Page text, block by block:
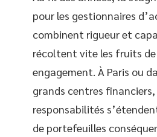
pour les gestionnaires
combinent rigueur et
récoltent vite les fruits
engagement. À Paris ou
grands centres financiers,
responsabilités
de portefeuilles